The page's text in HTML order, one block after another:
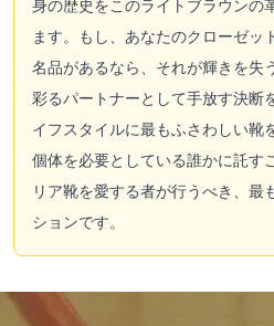
身の歴史をこのライトブラウンの
ます。もし、あなたのクローゼッ
名品があるなら、それが輝きを失
彩るパートナーとして手放す決断
イフスタイルに最もふさわしい靴
個体を必要としている誰かに託す
リア靴を愛する者が行うべき、最
ションです。